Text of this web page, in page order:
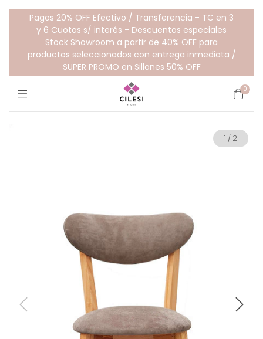
Pagos 20% OFF Efectivo / Transferencia - TC en 3
y 6 Cuotas s/ interés - Descuentos especiales
Stock Showroom a partir de 40% OFF para
productos seleccionados con entrega inmediata /
SUPER PROMO en Sillones 50% OFF
0
1 / 2